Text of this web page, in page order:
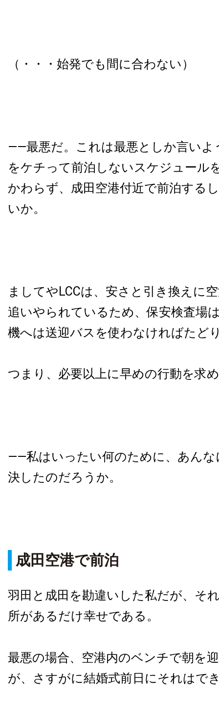
（・・・始発でも間に合わない）
——最悪だ。これは最悪としか言いよ
をケチって前泊しないスケジュール
かわらず、成田空港付近で前泊する
いか。
ましてやLCCは、安さと引き換えに
追いやられているため、保安検査場
機へは送迎バスを使わなければたど
つまり、必要以上に早めの行動を求
——私はいったい何のために、あんな
決したのだろうか。
成田空港で前泊
羽田と成田を勘違いした私だが、そ
所があるだけ幸せである。
最悪の場合、空港内のベンチで朝を
が、さすがに結婚式前日にそれはで